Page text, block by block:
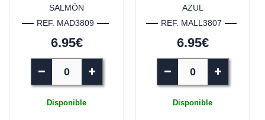
SALMÓN
REF. MAD3809
6.95€
Disponible
AZUL
REF. MALL3807
6.95€
Disponible